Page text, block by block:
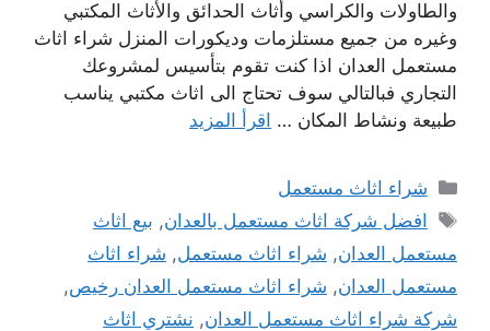
والطاولات والكراسي وأثاث الحدائق والأثاث المكتبي
وغيره من جميع مستلزمات وديكورات المنزل شراء اثاث
مستعمل العدان اذا كنت تقوم بتأسيس لمشروعك
التجاري فبالتالي سوف تحتاج الى اثاث مكتبي يناسب
طبيعة ونشاط المكان … اقرأ المزيد
التصنيفات
شراء اثاث مستعمل
الوسوم
افضل شركة اثاث مستعمل بالعدان, بيع اثاث
مستعمل العدان, شراء اثاث مستعمل, شراء اثاث
مستعمل العدان, شراء اثاث مستعمل العدان رخيص,
شركة شراء اثاث مستعمل العدان, نشتري اثاث